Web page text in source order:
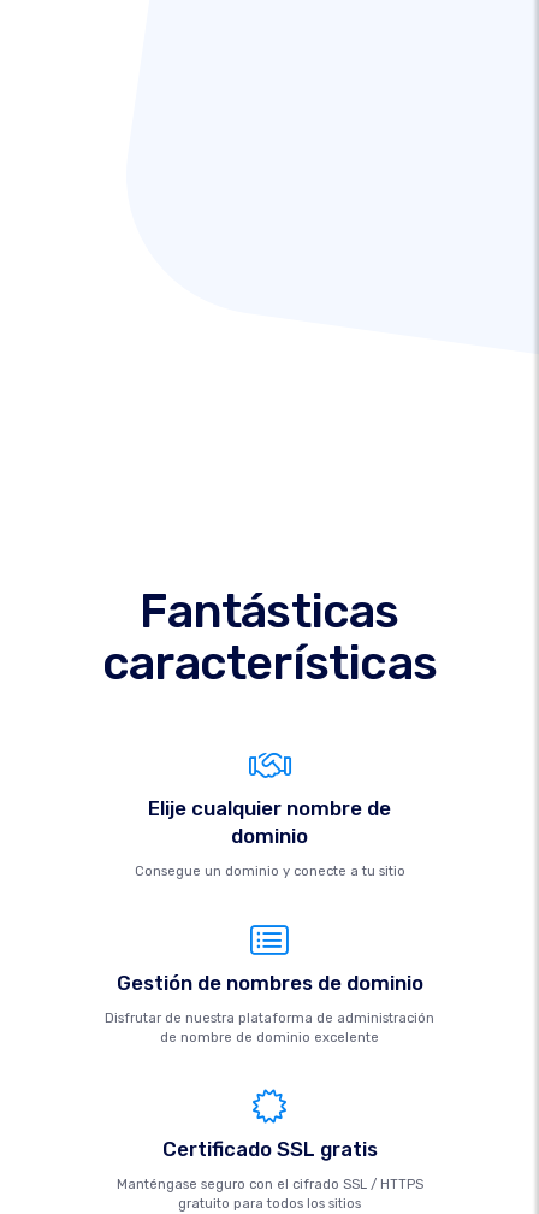
Fantásticas
características
Elije cualquier nombre de
dominio
Consegue un dominio y conecte a tu sitio
Gestión de nombres de dominio
Disfrutar de nuestra plataforma de administración
de nombre de dominio excelente
Certificado SSL gratis
Manténgase seguro con el cifrado SSL / HTTPS
gratuito para todos los sitios